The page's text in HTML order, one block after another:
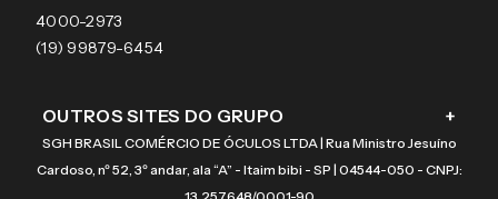
4000-2973
(19) 99879-6454
OUTROS SITES DO GRUPO +
SGH BRASIL COMÉRCIO DE ÓCULOS LTDA | Rua Ministro Jesuíno
Cardoso, nº 52, 3º andar, ala “A” - Itaim bibi - SP | 04544-050 - CNPJ: